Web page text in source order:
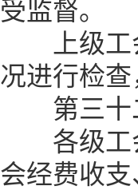
受监督。
上级工会
况进行检
第三十二
各级工会
会经费收